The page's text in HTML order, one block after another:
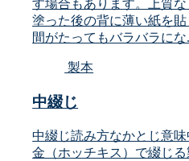
す場合もあります。上質
塗った後の背に薄い紙を
間がたってもバラバラにな
製本
中綴じ
中綴じ読み方なかとじ意
金（ホッチキス）で綴じ